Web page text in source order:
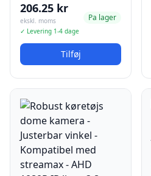
206.25 kr
ekskl. moms
✓ Levering 1-4 dage
Pa lager
Tilføj